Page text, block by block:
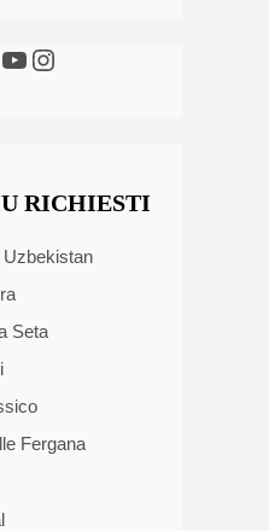
RICHIESTI
Uzbekistan
Seta
Fergana